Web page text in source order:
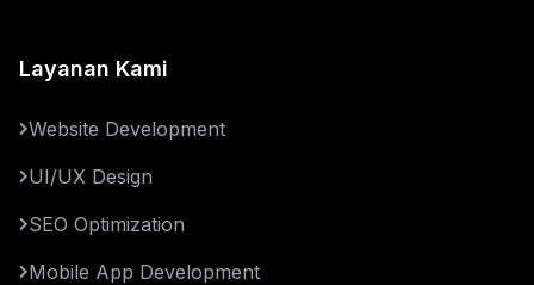
Layanan Kami
Website Development
UI/UX Design
SEO Optimization
Mobile App Development